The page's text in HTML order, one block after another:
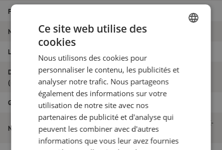
Fibretype
Nombre de fibres Duplex
Longueur
Diamètre extérieur
(mm)
2.0
Grade B
Nom de l'article
Jarretière optique duplex SM, E2000/APC-
LC/PC, 2.0mm, 20m
Ce site web utilise des
cookies
Nous utilisons des cookies pour
personnaliser le contenu, les publicités et
analyser notre trafic. Nous partageons
également des informations sur votre
utilisation de notre site avec nos
partenaires de publicité et d'analyse qui
peuvent les combiner avec d'autres
informations que vous leur avez fournies